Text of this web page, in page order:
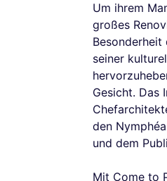
Um ihrem
großes
Besonderheit
seiner
Gesicht. Das
den
und dem
Mit Come to